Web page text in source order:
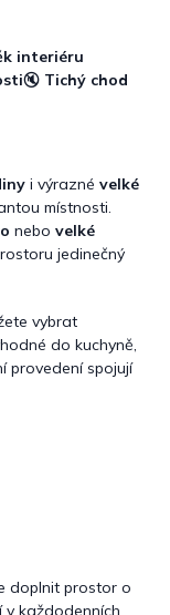
interiéru
🔇 Tichý chod
i výrazné velké
místnosti.
nebo velké
jedinečný
vybrat
do kuchyně,
provedení spojují
doplnit prostor o
v každodenních